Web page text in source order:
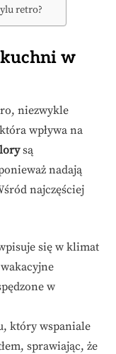
retro?
w
niezwykle
wpływa na
są
nadają
najczęściej
się w klimat
w
który wspaniale
sprawiając, że